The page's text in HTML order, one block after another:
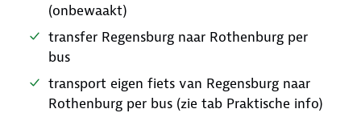
(onbewaakt)
transfer Regensburg naar Rothenburg per
bus
transport eigen fiets van Regensburg naar
Rothenburg per bus (zie tab Praktische info)